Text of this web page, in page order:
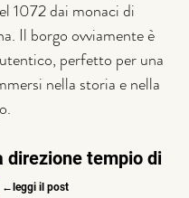
1072 dai monaci di
Il borgo ovviamente è
perfetto per una
nella storia e nella
direzione tempio di
←leggi il post